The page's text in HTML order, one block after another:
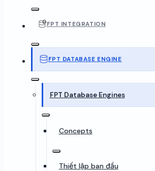
FPT INTEGRATION
FPT DATABASE ENGINE
FPT Database Engines
Concepts
Thiết lập ban đầu